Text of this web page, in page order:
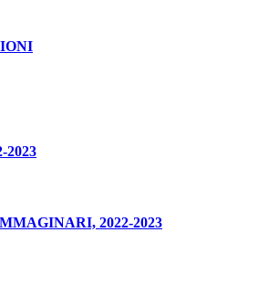
2023
2022-2023